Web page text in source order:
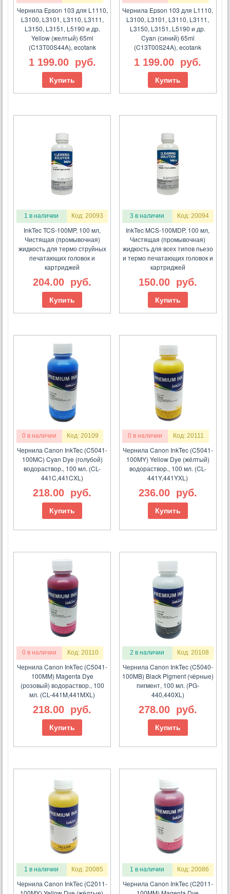
Чернила Epson 103 для L1110,
L3100, L3101, L3110, L3111,
L3150, L3151, L5190 и др.
Yellow (желтый) 65ml
(C13T00S44A), ecotank
1 199.00 руб.
Купить
Чернила Epson 103 для L1110,
L3100, L3101, L3110, L3111,
L3150, L3151, L5190 и др.
Cyan (синий) 65ml
(C13T00S24A), ecotank
1 199.00 руб.
Купить
1 в наличии Код: 20093
InkTec TCS-100MP, 100 мл,
Чистящая (промывочная)
жидкость для термо струйных
печатающих головок и
картриджей
204.00 руб.
Купить
3 в наличии Код: 20094
InkTec MCS-100MDP, 100 мл,
Чистящая (промывочная)
жидкость для всех типов пьезо
и термо печатающих головок и
картриджей
150.00 руб.
Купить
0 в наличии Код: 20109
Чернила Canon InkTec (C5041-
100MC) Cyan Dye (голубой)
водораствор., 100 мл. (CL-
441C,441CXL)
218.00 руб.
Купить
0 в наличии Код: 20111
Чернила Canon InkTec (C5041-
100MY) Yellow Dye (жёлтый)
водораствор., 100 мл. (CL-
441Y,441YXL)
236.00 руб.
Купить
0 в наличии Код: 20110
Чернила Canon InkTec (C5041-
100MM) Magenta Dye
(розовый) водораствор., 100
мл. (CL-441M,441MXL)
218.00 руб.
Купить
2 в наличии Код: 20108
Чернила Canon InkTec (C5040-
100MB) Black Pigment (чёрные)
пигмент, 100 мл. (PG-
440,440XL)
278.00 руб.
Купить
1 в наличии Код: 20085
Чернила Canon InkTec (C2011-
1 в наличии Код: 20086
Чернила Canon InkTec (C2011-